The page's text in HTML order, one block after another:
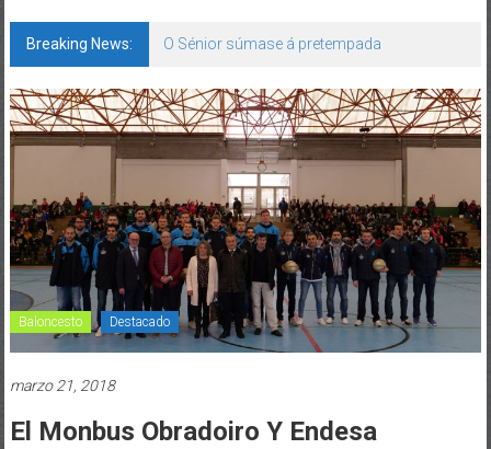
Breaking News: O Sénior súmase á pretempada
Baloncesto Destacado
marzo 21, 2018
El Monbus Obradoiro Y Endesa